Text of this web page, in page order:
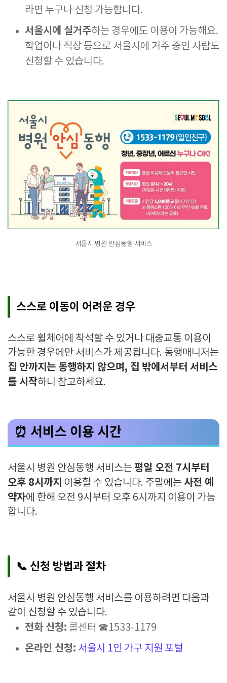
라면 누구나 신청 가능합니다.
서울시에 실거주하는 경우에도 이용이 가능해요.
학업이나 직장 등으로 서울시에 거주 중인 사람도
신청할 수 있습니다.
서울시 병원 안심동행 서비스
스스로 이동이 어려운 경우
스스로 휠체어에 착석할 수 있거나 대중교통 이용이
가능한 경우에만 서비스가 제공됩니다. 동행매니저는
집 안까지는 동행하지 않으며, 집 밖에서부터 서비스
를 시작하니 참고하세요.
⏰ 서비스 이용 시간
서울시 병원 안심동행 서비스는 평일 오전 7시부터
오후 8시까지 이용할 수 있습니다. 주말에는사전 예
약자에 한해 오전 9시부터 오후 6시까지 이용이 가능
합니다.
📞 신청 방법과 절차
서울시 병원 안심동행 서비스를 이용하려면 다음과
같이 신청할 수 있습니다.
전화 신청: 콜센터 ☎1533-1179
온라인 신청: 서울시 1인 가구 지원 포털